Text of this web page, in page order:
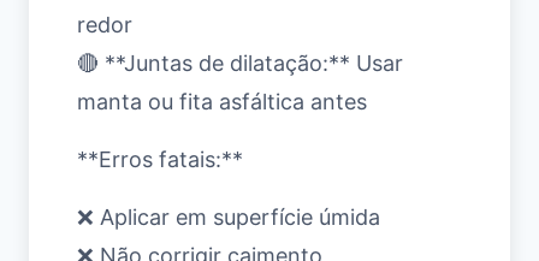
redor
🔴 **Juntas de dilatação:** Usar
manta ou fita asfáltica antes
**Erros fatais:**
❌ Aplicar em superfície úmida
❌ Não corrigir caimento